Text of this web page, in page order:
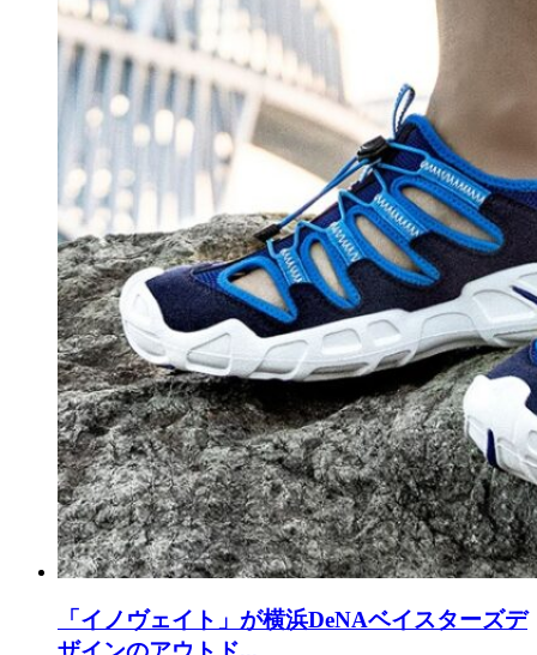
「イノヴェイト」が横浜DeNAベイスターズデ